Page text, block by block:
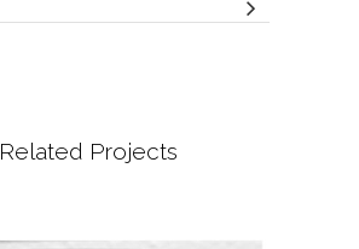
Related Projects